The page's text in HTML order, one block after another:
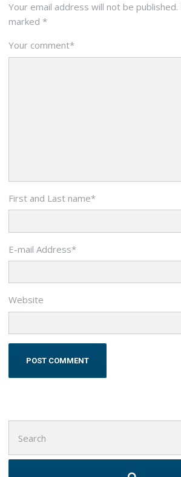
Your email address will not be published.
marked *
Your comment*
First and Last name*
E-mail Address*
Website
for: